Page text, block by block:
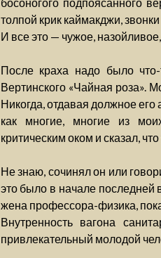
толпой крик каймакджи,
И все это — чужое,
После краха надо было
Вертинского «Чайная
Никогда, отдавая должное
как многие, многие из
критическим оком и сказал,
Не знаю, сочинял он или
это было в начале
жена профессора-физика,
Внутренность вагона
привлекательный молодой